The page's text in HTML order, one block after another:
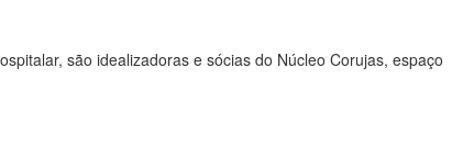
são idealizadoras e sócias do Núcleo Corujas, espaço